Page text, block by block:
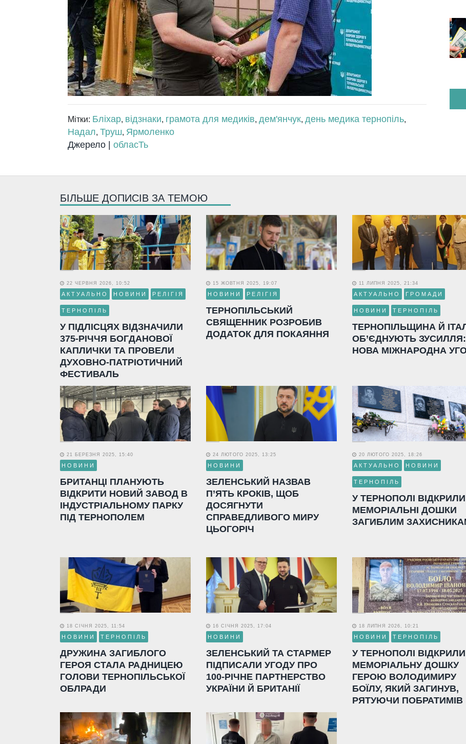
Мітки: Бліхар, відзнаки, грамота для медиків, дем'янчук, день медика тернопіль,
Надал, Труш, Ярмоленко
Джерело | обласТь
БІЛЬШЕ ДОПИСІВ ЗА ТЕМОЮ
22 ЧЕРВНЯ 2026, 10:52
АКТУАЛЬНО НОВИНИ РЕЛІГІЯ
ТЕРНОПІЛЬ
У ПІДЛІСЦЯХ ВІДЗНАЧИЛИ
375-РІЧЧЯ БОГДАНОВОЇ
КАПЛИЧКИ ТА ПРОВЕЛИ
ДУХОВНО-ПАТРІОТИЧНИЙ
ФЕСТИВАЛЬ
15 ЖОВТНЯ 2025, 19:07
НОВИНИ РЕЛІГІЯ
ТЕРНОПІЛЬСЬКИЙ
СВЯЩЕННИК РОЗРОБИВ
ДОДАТОК ДЛЯ ПОКАЯННЯ
11 ЛИПНЯ 2025, 21:34
АКТУАЛЬНО ГРОМАДИ
НОВИНИ ТЕРНОПІЛЬ
ТЕРНОПІЛЬЩИНА Й
ОБ’ЄДНУЮТЬ ЗУСИЛЛЯ:
НОВА МІЖНАРОДНА
21 БЕРЕЗНЯ 2025, 15:40
НОВИНИ
БРИТАНЦІ ПЛАНУЮТЬ
ВІДКРИТИ НОВИЙ ЗАВОД В
ІНДУСТРІАЛЬНОМУ ПАРКУ
ПІД ТЕРНОПОЛЕМ
24 ЛЮТОГО 2025, 13:25
НОВИНИ
ЗЕЛЕНСЬКИЙ НАЗВАВ
П’ЯТЬ КРОКІВ, ЩОБ
ДОСЯГНУТИ
СПРАВЕДЛИВОГО МИРУ
ЦЬОГОРІЧ
20 ЛЮТОГО 2025, 18:26
АКТУАЛЬНО НОВИНИ
ТЕРНОПІЛЬ
У ТЕРНОПОЛІ ВІДКРИЛИ
МЕМОРІАЛЬНІ ДОШКИ
ЗАГИБЛИМ
18 СІЧНЯ 2025, 11:54
НОВИНИ ТЕРНОПІЛЬ
ДРУЖИНА ЗАГИБЛОГО
ГЕРОЯ СТАЛА РАДНИЦЕЮ
ГОЛОВИ ТЕРНОПІЛЬСЬКОЇ
ОБЛРАДИ
16 СІЧНЯ 2025, 17:04
НОВИНИ
ЗЕЛЕНСЬКИЙ ТА СТАРМЕР
ПІДПИСАЛИ УГОДУ ПРО
100-РІЧНЕ ПАРТНЕРСТВО
УКРАЇНИ Й БРИТАНІЇ
18 ЛИПНЯ 2026, 10:21
НОВИНИ ТЕРНОПІЛЬ
У ТЕРНОПОЛІ ВІДКРИЛИ
МЕМОРІАЛЬНУ ДОШКУ
ГЕРОЮ ВОЛОДИМИРУ
БОЇЛУ, ЯКИЙ ЗАГИНУВ,
РЯТУЮЧИ ПОБРАТИМІВ